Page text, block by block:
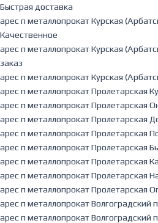
Быстрая доставка
арес п металлопрокат Курская
Качественное
арес п металлопрокат Курская
заказ
арес п металлопрокат Курская
арес п металлопрокат Пролетарская
арес п металлопрокат Пролетарская
арес п металлопрокат Пролетарская
арес п металлопрокат Пролетарская
арес п металлопрокат Пролетарская
арес п металлопрокат Пролетарская
арес п металлопрокат Пролетарская
арес п металлопрокат Пролетарская
арес п металлопрокат Волгоградский
арес п металлопрокат Волгоградский